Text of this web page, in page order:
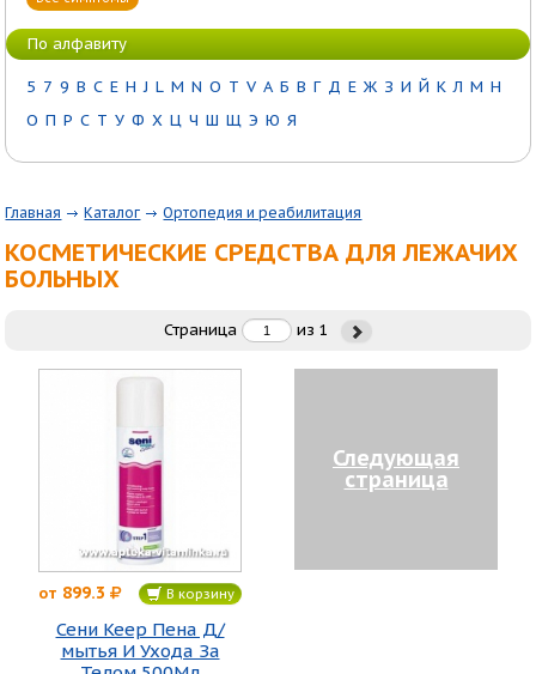
По алфавиту
5 7 9 B C E H J L M N O T V А Б В Г Д Е Ж З И Й К Л М Н
О П Р С Т У Ф Х Ц Ч Ш Щ Э Ю Я
Главная Каталог Ортопедия и реабилитация
КОСМЕТИЧЕСКИЕ СРЕДСТВА ДЛЯ ЛЕЖАЧИХ
БОЛЬНЫХ
Страница из 1
от 899.3 В корзину
Сени Кеер Пена Д/
мытья И Ухода За
Следующая
страница